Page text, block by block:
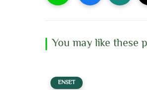
You may like these
ENSET